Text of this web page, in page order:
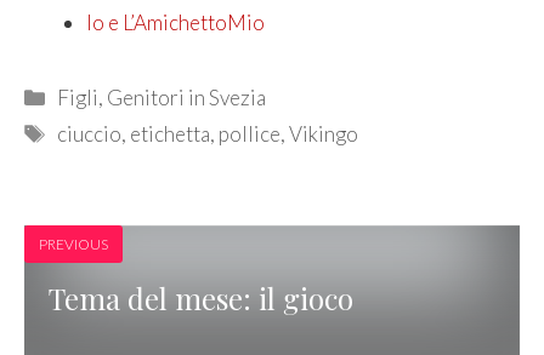
Io e L’AmichettoMio
Categories
Figli, Genitori in Svezia
Tags
ciuccio, etichetta, pollice,Vikingo
PREVIOUS
Tema del mese: il gioco